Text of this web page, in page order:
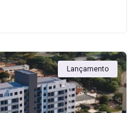
Lançamento